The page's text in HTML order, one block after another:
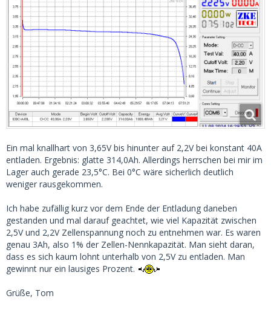
Ein mal knallhart von 3,65V bis hinunter auf 2,2V bei konstant 40A
entladen. Ergebnis: glatte 314,0Ah. Allerdings herrschen bei mir im
Lager auch gerade 23,5°C. Bei 0°C wäre sicherlich deutlich
weniger rausgekommen.
Ich habe zufällig kurz vor dem Ende der Entladung daneben
gestanden und mal darauf geachtet, wie viel Kapazität zwischen
2,5V und 2,2V Zellenspannung noch zu entnehmen war. Es waren
genau 3Ah, also 1% der Zellen-Nennkapazität. Man sieht daran,
dass es sich kaum lohnt unterhalb von 2,5V zu entladen. Man
gewinnt nur ein lausiges Prozent.
Grüße, Tom